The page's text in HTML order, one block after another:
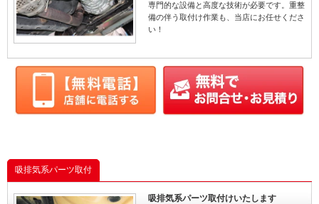
専門的な設備と高度な技術が必要です。重整
備の伴う取付け作業も、当店にお任せくださ
い！
吸排気系パーツ取付
吸排気系パーツ取付けいたします